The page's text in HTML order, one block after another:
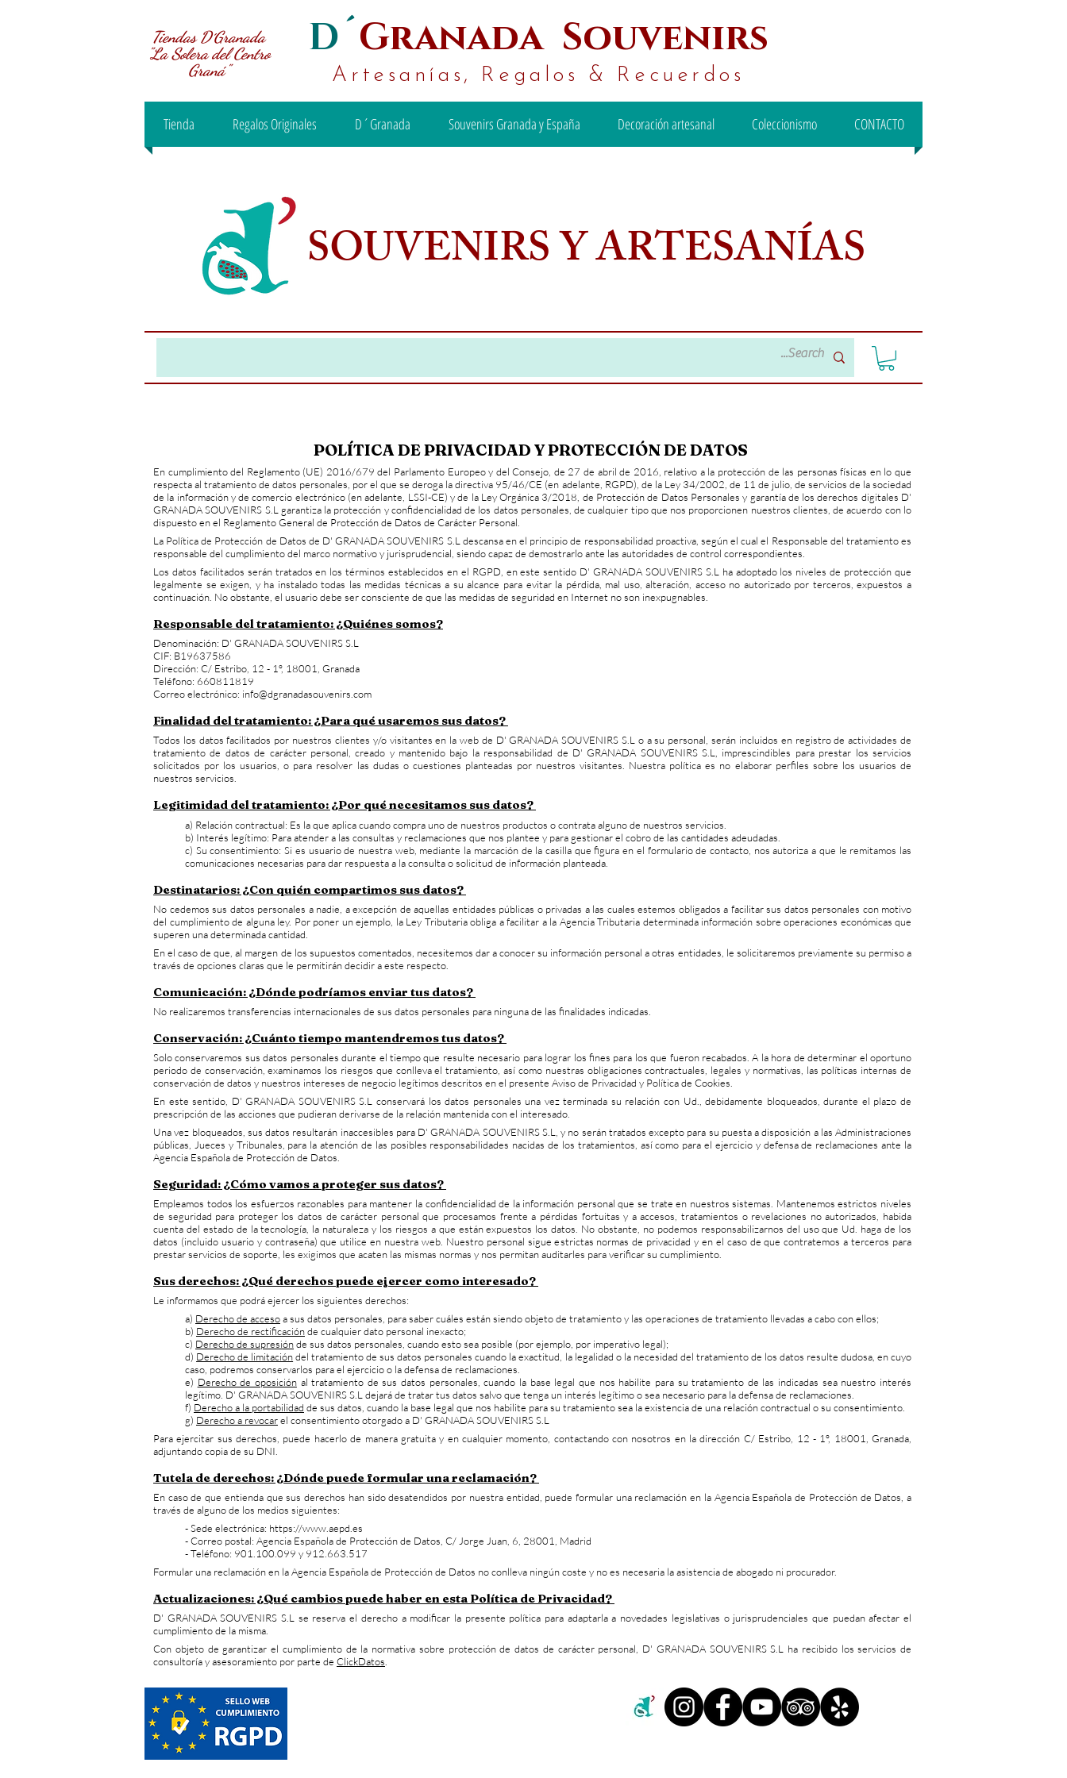
Tiendas D´Granada
"La Solera del Centro
Graná"
D´Granada Souvenirs
Artesanías, Regalos & Recuerdos
Tienda Regalos Originales D´Granada Souvenirs Granada y España Decoración artesanal Coleccionismo CONTACTO
SOUVENIRS Y ARTESANÍAS
POLÍTICA DE PRIVACIDAD Y PROTECCIÓN DE DATOS
En cumplimiento del Reglamento (UE) 2016/679 del Parlamento Europeo y del Consejo, de 27 de abril de 2016, relativo a la protección de las personas físicas en lo que
respecta al tratamiento de datos personales, por el que se deroga la directiva 95/46/CE (en adelante, RGPD), de la Ley 34/2002, de 11 de julio, de servicios de la sociedad
de la información y de comercio electrónico (en adelante, LSSI-CE) y de la Ley Orgánica 3/2018, de Protección de Datos Personales y garantía de los derechos digitales D'
GRANADA SOUVENIRS S.L garantiza la protección y confidencialidad de los datos personales, de cualquier tipo que nos proporcionen nuestros clientes, de acuerdo con lo
dispuesto en el Reglamento General de Protección de Datos de Carácter Personal.
La Política de Protección de Datos de D' GRANADA SOUVENIRS S.L descansa en el principio de responsabilidad proactiva, según el cual el Responsable del tratamiento es
responsable del cumplimiento del marco normativo y jurisprudencial, siendo capaz de demostrarlo ante las autoridades de control correspondientes.
Los datos facilitados serán tratados en los términos establecidos en el RGPD, en este sentido D' GRANADA SOUVENIRS S.L ha adoptado los niveles de protección que
legalmente se exigen, y ha instalado todas las medidas técnicas a su alcance para evitar la pérdida, mal uso, alteración, acceso no autorizado por terceros, expuestos a
continuación. No obstante, el usuario debe ser consciente de que las medidas de seguridad en Internet no son inexpugnables.
Responsable del tratamiento: ¿Quiénes somos?
Denominación: D' GRANADA SOUVENIRS S.L
CIF: B19637586
Dirección: C/ Estribo, 12 - 1º, 18001, Granada
Teléfono: 660811819
Correo electrónico: info@dgranadasouvenirs.com
Finalidad del tratamiento: ¿Para qué usaremos sus datos?
Todos los datos facilitados por nuestros clientes y/o visitantes en la web de D' GRANADA SOUVENIRS S.L o a su personal, serán incluidos en registro de actividades de
tratamiento de datos de carácter personal, creado y mantenido bajo la responsabilidad de D' GRANADA SOUVENIRS S.L, imprescindibles para prestar los servicios
solicitados por los usuarios, o para resolver las dudas o cuestiones planteadas por nuestros visitantes. Nuestra política es no elaborar perfiles sobre los usuarios de
nuestros servicios.
Legitimidad del tratamiento: ¿Por qué necesitamos sus datos?
a) Relación contractual: Es la que aplica cuando compra uno de nuestros productos o contrata alguno de nuestros servicios.
b) Interés legítimo: Para atender a las consultas y reclamaciones que nos plantee y para gestionar el cobro de las cantidades adeudadas.
c) Su consentimiento: Si es usuario de nuestra web, mediante la marcación de la casilla que figura en el formulario de contacto, nos autoriza a que le remitamos las
comunicaciones necesarias para dar respuesta a la consulta o solicitud de información planteada.
Destinatarios: ¿Con quién compartimos sus datos?
No cedemos sus datos personales a nadie, a excepción de aquellas entidades públicas o privadas a las cuales estemos obligados a facilitar sus datos personales con motivo
del cumplimiento de alguna ley. Por poner un ejemplo, la Ley Tributaria obliga a facilitar a la Agencia Tributaria determinada información sobre operaciones económicas que
superen una determinada cantidad.
En el caso de que, al margen de los supuestos comentados, necesitemos dar a conocer su información personal a otras entidades, le solicitaremos previamente su permiso a
través de opciones claras que le permitirán decidir a este respecto.
Comunicación: ¿Dónde podríamos enviar tus datos?
No realizaremos transferencias internacionales de sus datos personales para ninguna de las finalidades indicadas.
Conservación: ¿Cuánto tiempo mantendremos tus datos?
Solo conservaremos sus datos personales durante el tiempo que resulte necesario para lograr los fines para los que fueron recabados. A la hora de determinar el oportuno
periodo de conservación, examinamos los riesgos que conlleva el tratamiento, así como nuestras obligaciones contractuales, legales y normativas, las políticas internas de
conservación de datos y nuestros intereses de negocio legítimos descritos en el presente Aviso de Privacidad y Política de Cookies.
En este sentido, D' GRANADA SOUVENIRS S.L conservará los datos personales una vez terminada su relación con Ud., debidamente bloqueados, durante el plazo de
prescripción de las acciones que pudieran derivarse de la relación mantenida con el interesado.
Una vez bloqueados, sus datos resultarán inaccesibles para D' GRANADA SOUVENIRS S.L, y no serán tratados excepto para su puesta a disposición a las Administraciones
públicas, Jueces y Tribunales, para la atención de las posibles responsabilidades nacidas de los tratamientos, así como para el ejercicio y defensa de reclamaciones ante la
Agencia Española de Protección de Datos.
Seguridad: ¿Cómo vamos a proteger sus datos?
Empleamos todos los esfuerzos razonables para mantener la confidencialidad de la información personal que se trate en nuestros sistemas. Mantenemos estrictos niveles
de seguridad para proteger los datos de carácter personal que procesamos frente a pérdidas fortuitas y a accesos, tratamientos o revelaciones no autorizados, habida
cuenta del estado de la tecnología, la naturaleza y los riesgos a que están expuestos los datos. No obstante, no podemos responsabilizarnos del uso que Ud. haga de los
datos (incluido usuario y contraseña) que utilice en nuestra web. Nuestro personal sigue estrictas normas de privacidad y en el caso de que contratemos a terceros para
prestar servicios de soporte, les exigimos que acaten las mismas normas y nos permitan auditarles para verificar su cumplimiento.
Sus derechos: ¿Qué derechos puede ejercer como interesado?
Le informamos que podrá ejercer los siguientes derechos:
a) Derecho de accesoa sus datos personales, para saber cuáles están siendo objeto de tratamiento y las operaciones de tratamiento llevadas a cabo con ellos;
b) Derecho de rectificaciónde cualquier dato personal inexacto;
c) Derecho de supresiónde sus datos personales, cuando esto sea posible (por ejemplo, por imperativo legal);
d) Derecho de limitacióndel tratamiento de sus datos personales cuando la exactitud, la legalidad o la necesidad del tratamiento de los datos resulte dudosa, en cuyo
caso, podremos conservarlos para el ejercicio o la defensa de reclamaciones.
e) Derecho de oposiciónal tratamiento de sus datos personales, cuando la base legal que nos habilite para su tratamiento de las indicadas sea nuestro interés
legítimo. D' GRANADA SOUVENIRS S.L dejará de tratar tus datos salvo que tenga un interés legítimo o sea necesario para la defensa de reclamaciones.
f) Derecho a la portabilidad de sus datos, cuando la base legal que nos habilite para su tratamiento sea la existencia de una relación contractual o su consentimiento.
g) Derecho a revocarel consentimiento otorgado a D' GRANADA SOUVENIRS S.L
Para ejercitar sus derechos, puede hacerlo de manera gratuita y en cualquier momento, contactando con nosotros en la dirección C/ Estribo, 12 - 1º, 18001, Granada,
adjuntando copia de su DNI.
Tutela de derechos: ¿Dónde puede formular una reclamación?
En caso de que entienda que sus derechos han sido desatendidos por nuestra entidad, puede formular una reclamación en la Agencia Española de Protección de Datos, a
través de alguno de los medios siguientes:
- Sede electrónica: https://www.aepd.es
- Correo postal: Agencia Española de Protección de Datos, C/ Jorge Juan, 6, 28001, Madrid
- Teléfono: 901.100.099 y 912.663.517
Formular una reclamación en la Agencia Española de Protección de Datos no conlleva ningún coste y no es necesaria la asistencia de abogado ni procurador.
Actualizaciones: ¿Qué cambios puede haber en esta Política de Privacidad?
D' GRANADA SOUVENIRS S.L se reserva el derecho a modificar la presente política para adaptarla a novedades legislativas o jurisprudenciales que puedan afectar el
cumplimiento de la misma.
Con objeto de garantizar el cumplimiento de la normativa sobre protección de datos de carácter personal, D' GRANADA SOUVENIRS S.L ha recibido los servicios de
consultoría y asesoramiento por parte de ClickDatos